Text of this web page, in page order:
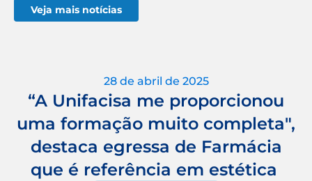
Veja mais notícias
28 de abril de 2025
“A Unifacisa me proporcionou
uma formação muito completa",
destaca egressa de Farmácia
que é referência em estética